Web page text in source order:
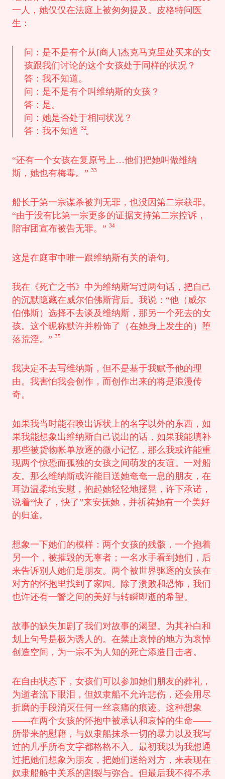
一人，她仅仅在法庭上被匆匆提及。皮格特问医
生：
问：是不是有个从[商人]杰克马克里处买来的女
孩跟我们讨论的这个女孩处于同样的状况？
答：我不知道。
问：是不是有个叫维纳斯的女孩？
答：是。
问：她是否处于相同状况？
答：我不知道 32。
“还有一个女孩在复原号上…他们把她叫做维纳
斯，她也有梅毒。” 33
船长于第一宗谋杀被判无罪，也没因第二宗获罪。
“由于没有比第一宗更多的证据支持第二宗控诉，
陪审团宣布被告无罪。” 34
这是在庭审中唯一跟维纳斯有关的语句。
我在《死亡之书》中为维纳斯写过两句话，把自己
的沉默隐藏在威尔伯佛斯背后。我说：“他（威尔
伯佛斯）选择不去谈及维纳斯，那另一个死去的女
孩。这个昵称默许并粉饰了（在她身上发生的）堕
落荒淫。” 35
我决定不去写维纳斯，但不是基于我赋予他的理
由。我害怕我会创作，而创作出来的将是浪漫传
奇。
如果我当时能召唤出诉状上的名字以外的东西，如
果我能想象出维纳斯自己说出的话，如果我能填补
那些被货物帐单放逐的微小记忆，那么我或许能重
现两个惊恐而孤独的女孩之间萌发的友谊。一对船
友。那么维纳斯或许能目送她奄奄一息的朋友，在
耳边温柔地安慰，抱起她轻轻地摇晃，许下承诺，
说着“快了，快了”来安抚她，并祈祷她有一个美好
的归途。
想象一下她们的模样：两个女孩的残骸，一个抱着
另一个，被摧毁的无辜者；一名水手看到她们，后
来告诉别人她们是朋友。两个被世界驱逐的女孩在
对方的怀抱里找到了家园。除了溃败和恐怖，我们
也许还有一瞥之间的美好与转瞬即逝的希望。
故事的缺失加剧了我们对故事的渴望。为其补白和
划上句号是极为诱人的。在禁止哀悼的地方为哀悼
创造空间，为一宗不为人知的死亡添造目击者。
在自由状态下，女孩们可以参加她们朋友的葬礼，
为逝者流下眼泪，但奴隶船不允许悲伤，还会用尽
折磨的手段消灭任何一丝哀痛的痕迹。这种想象
——在两个女孩的怀抱中被承认和哀悼的生命——
所带来的慰藉，与奴隶船抹杀一切的暴力以及我写
过的几乎所有文字都格格不入。最初我以为我想通
过把她们想象为朋友，把她们送给对方，来表现在
奴隶船舱中关系的割裂与弥合。但最后我不得不承